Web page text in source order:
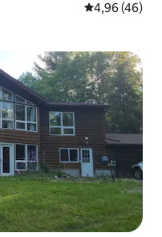
Gemiddelde
4,96 (46)